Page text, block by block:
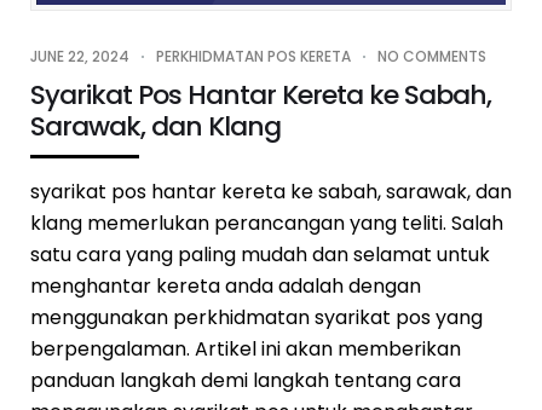
JUNE 22, 2024 PERKHIDMATAN POS KERETA NO COMMENTS
Syarikat Pos Hantar Kereta ke Sabah,
Sarawak, dan Klang
syarikat pos hantar kereta ke sabah, sarawak, dan
klang memerlukan perancangan yang teliti. Salah
satu cara yang paling mudah dan selamat untuk
menghantar kereta anda adalah dengan
menggunakan perkhidmatan syarikat pos yang
berpengalaman. Artikel ini akan memberikan
panduan langkah demi langkah tentang cara